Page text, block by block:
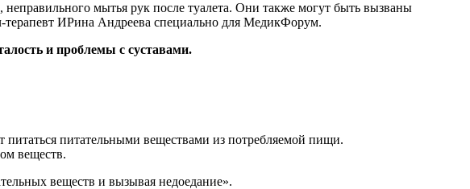
терапевт ИРина Андреева специально для МедикФорум.
и проблемы с суставами.
питательными веществами из потребляемой пищи.
веществ.
веществ и вызывая недоедание».